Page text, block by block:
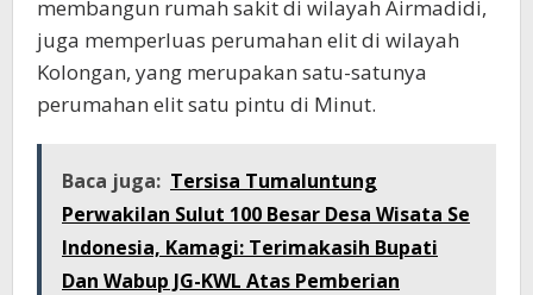
membangun rumah sakit di wilayah Airmadidi,
juga memperluas perumahan elit di wilayah
Kolongan, yang merupakan satu-satunya
perumahan elit satu pintu di Minut.
Baca juga: Tersisa Tumaluntung
Perwakilan Sulut 100 Besar Desa Wisata Se
Indonesia, Kamagi: Terimakasih Bupati
Dan Wabup JG-KWL Atas Pemberian